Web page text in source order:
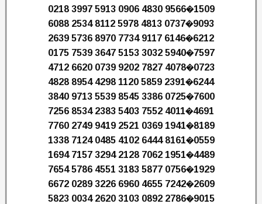
0218 3997 5913 0906 4830 9566�1509
6088 2534 8112 5978 4813 0737�9093
2639 5736 8970 7734 9117 6146�6212
0175 7539 3647 5153 3032 5940�7597
4712 6620 0739 9202 7827 4078�0723
4828 8954 4298 1120 5859 2391�6244
3840 9713 5539 8545 3386 0725�7600
7256 8534 2383 5403 7552 4011�4691
7760 2749 9419 2521 0369 1941�8189
1338 7124 0485 4102 6444 8161�0559
1694 7157 3294 2128 7062 1951�4489
7654 5786 4551 3183 5877 0756�1929
6672 0289 3226 6960 4655 7242�2609
5823 0034 2620 3103 0892 2786�9015